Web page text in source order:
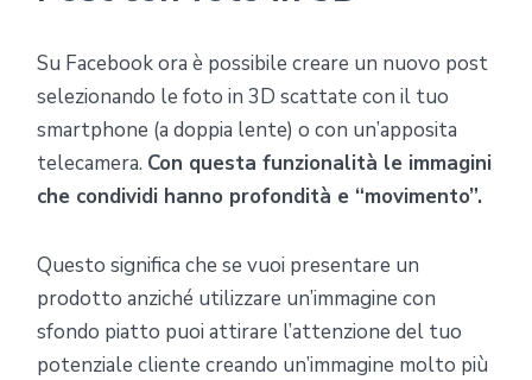
Su Facebook ora è possibile creare un nuovo post
selezionando le foto in 3D scattate con il tuo
smartphone (a doppia lente) o con un’apposita
telecamera. Con questa funzionalità le immagini
che condividi hanno profondità e “movimento”.
Questo significa che se vuoi presentare un
prodotto anziché utilizzare un’immagine con
sfondo piatto puoi attirare l’attenzione del tuo
potenziale cliente creando un’immagine molto più